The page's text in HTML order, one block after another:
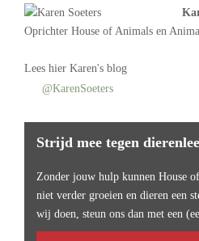
Oprichter House of Animals en
Lees hier Karen's blog
@KarenSoeters
Strijd mee tegen
Zonder jouw hulp kunnen House
niet verder groeien en dieren een
wij doen, steun ons dan met een